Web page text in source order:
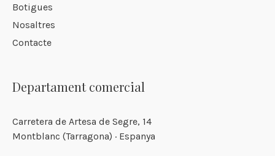
Botigues
Nosaltres
Contacte
Departament comercial
Carretera de Artesa de Segre, 14
Montblanc (Tarragona) · Espanya